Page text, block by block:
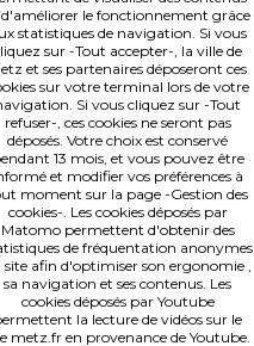
le fonctionnement grâce
statistiques de navigation. Si vous
sur -Tout accepter-, la ville de
et ses partenaires déposeront ces
sur votre terminal lors de votre
Si vous cliquez sur -Tout
refuser-, ces cookies ne seront pas
déposés. Votre choix est conservé
13 mois, et vous pouvez être
et modifier vos préférences à
moment sur la page -Gestion des
cookies-. Les cookies déposés par
Matomo permettent d'obtenir des
de fréquentation anonymes
site afin d'optimiser son ergonomie ,
sa navigation et ses contenus. Les
cookies déposés par Youtube
la lecture de vidéos sur le
metz.fr en provenance de Youtube.
Daussan-Weizman
: